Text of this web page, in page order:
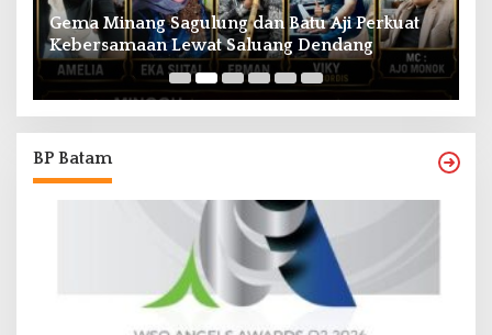
Gema Minang Sagulung dan Batu Aji Perkuat
Kebersamaan Lewat Saluang Dendang
BP Batam